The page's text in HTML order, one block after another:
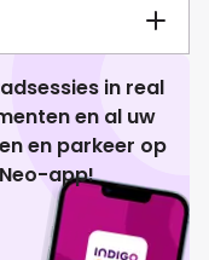
in real
en al uw
en parkeer op
app!